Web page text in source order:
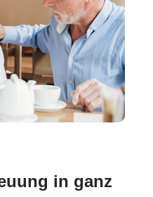
in ganz